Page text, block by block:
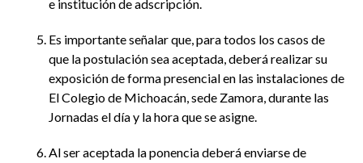
e institución de adscripción.
Es importante señalar que, para todos los casos de
que la postulación sea aceptada, deberá realizar su
exposición de forma presencial en las instalaciones de
El Colegio de Michoacán, sede Zamora, durante las
Jornadas el día y la hora que se asigne.
Al ser aceptada la ponencia deberá enviarse de